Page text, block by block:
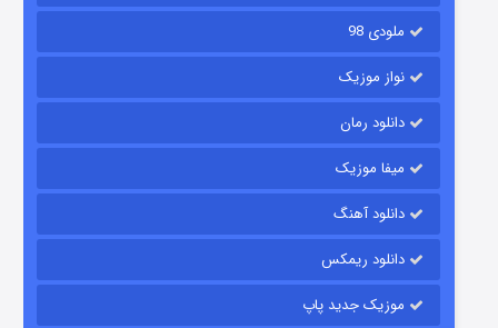
شکست استوارت در نجات جهان
قسمت
ملودی 98
نواز موزیک
دانلود رمان
میفا موزیک
دانلود آهنگ
دانلود ریمکس
موزیک جدید پاپ